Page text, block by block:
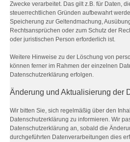
Zwecke verarbeitet. Das gilt z.B. für Daten,
steuerrechtlichen Gründen aufbewahrt
Speicherung zur Geltendmachung,
Rechtsansprüchen oder zum Schutz der
oder juristischen Person erforderlich ist.
Weitere Hinweise zu der Löschung von
können ferner im Rahmen der einzelnen
Datenschutzerklärung erfolgen.
Änderung und Aktualisierung der
Wir bitten Sie, sich regelmäßig über den
Datenschutzerklärung zu informieren. Wir
Datenschutzerklärung an, sobald die
durchgeführten Datenverarbeitungen dies